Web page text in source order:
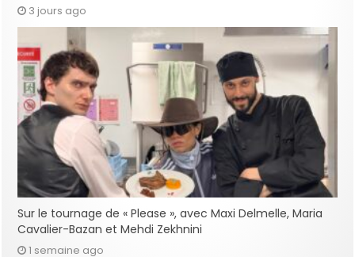
3 jours ago
Sur le tournage de « Please », avec Maxi Delmelle, Maria
Cavalier-Bazan et Mehdi Zekhnini
1 semaine ago